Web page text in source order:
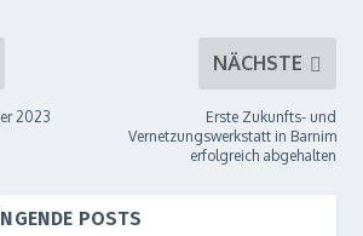
2023
NÄCHSTE
Erste Zukunfts- und
Vernetzungswerkstatt in Barnim
erfolgreich abgehalten
POSTS